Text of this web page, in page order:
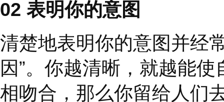
团队和组织中的占比